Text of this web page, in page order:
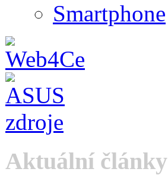
Smartphone
Aktuální články